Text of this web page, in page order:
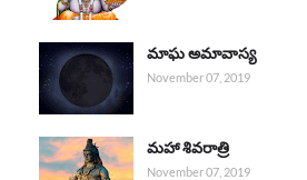
మాఘ అమావాస్య
November 07, 2019
మహా శివరాత్రి
November 07, 2019